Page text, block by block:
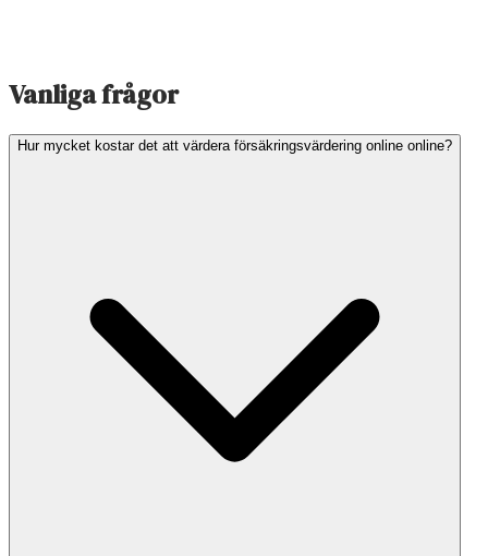
Vanliga frågor
Hur mycket kostar det att värdera försäkringsvärdering online online?